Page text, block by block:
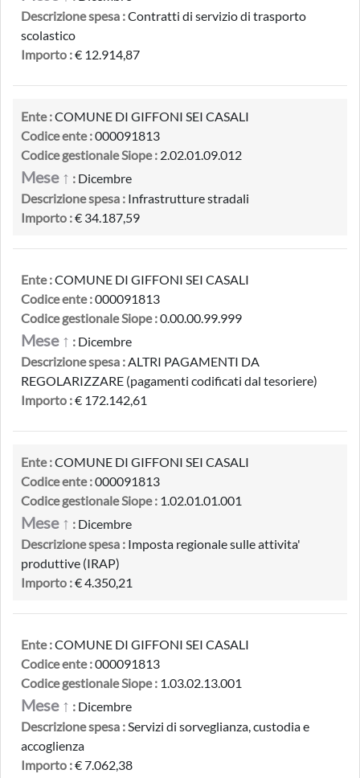
Descrizione spesa :Contratti di servizio di trasporto
scolastico
Importo :€ 12.914,87
Ente :COMUNE DI GIFFONI SEI CASALI
Codice ente :000091813
Codice gestionale Siope : 2.02.01.09.012
Mese ↑ : Dicembre
Descrizione spesa : Infrastrutture stradali
Importo :€ 34.187,59
Ente :COMUNE DI GIFFONI SEI CASALI
Codice ente :000091813
Codice gestionale Siope :0.00.00.99.999
Mese ↑ : Dicembre
Descrizione spesa :ALTRI PAGAMENTI DA
REGOLARIZZARE (pagamenti codificati dal tesoriere)
Importo :€ 172.142,61
Ente :COMUNE DI GIFFONI SEI CASALI
Codice ente :000091813
Codice gestionale Siope : 1.02.01.01.001
Mese ↑ : Dicembre
Descrizione spesa : Imposta regionale sulle attivita'
produttive (IRAP)
Importo :€ 4.350,21
Ente :COMUNE DI GIFFONI SEI CASALI
Codice ente :000091813
Codice gestionale Siope : 1.03.02.13.001
Mese ↑ : Dicembre
Descrizione spesa :Servizi di sorveglianza, custodia e
accoglienza
Importo :€ 7.062,38